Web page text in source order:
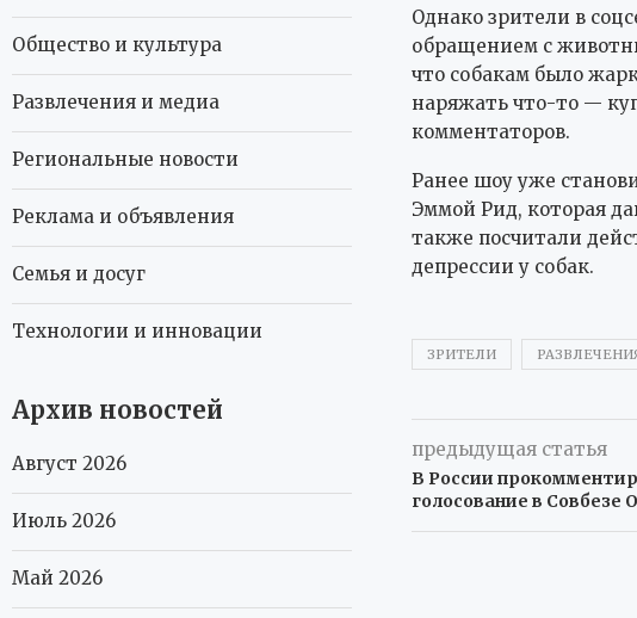
Однако зрители в
обращением с
что собакам было
наряжать что-то —
комментаторов.
Ранее шоу уже
Эммой Рид, которая
также посчитали
депрессии у собак.
ЗРИТЕЛИ
предыдущая статья
В России
голосование в Совбезе
Общество и культура
Развлечения и медиа
Региональные новости
Реклама и объявления
Семья и досуг
Технологии и инновации
Архив новостей
Август 2026
Июль 2026
Май 2026